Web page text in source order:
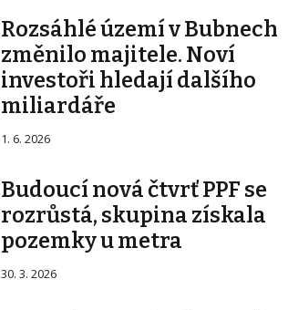
Rozsáhlé území v Bubnech
změnilo majitele. Noví
investoři hledají dalšího
miliardáře
1. 6. 2026
Budoucí nová čtvrť PPF se
rozrůstá, skupina získala
pozemky u metra
30. 3. 2026